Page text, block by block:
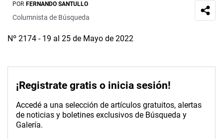
POR FERNANDO SANTULLO
Columnista de Búsqueda
Nº 2174 - 19 al 25 de Mayo de 2022
¡Registrate gratis o inicia sesión!
Accedé a una selección de artículos gratuitos, alertas
de noticias y boletines exclusivos de Búsqueda y
Galería.